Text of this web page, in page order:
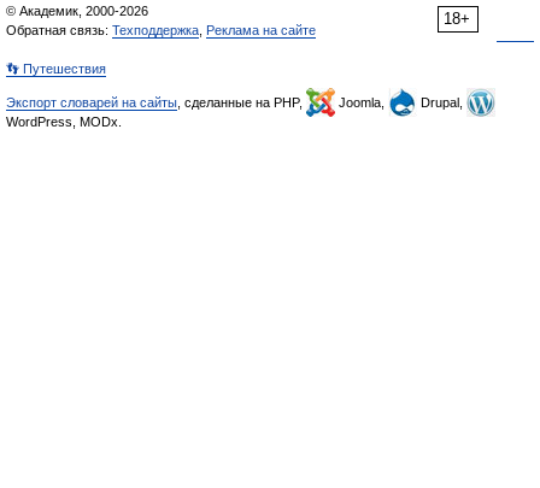
18+
© Академик, 2000-2026
Обратная связь: Техподдержка Реклама на сайте
👣 Путешествия
Экспорт словарей на сайты , сделанные на PHP, Joomla,
Drupal,
WordPress, MODx.